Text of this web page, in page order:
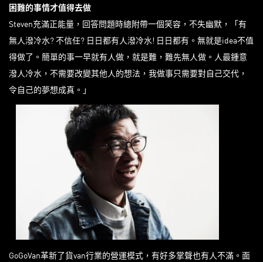
困難的事情才值得去做
Steven充滿正能量，回答問題時總附帶一個笑容，不失幽默，「有
無人潑冷水? 不信任? 日日都有人潑冷水! 日日都有。無就是idea不值
得做了。簡單的事一早就有人做，就是難，難先無人做。人最鍾意
潑人冷水，不需要改變其他人的想法，我做事只需要對自己交代，
令自己的夢想成真。」
GoGoVan革新了貨van行業的營運模式，有好多掌聲也有人不滿。面